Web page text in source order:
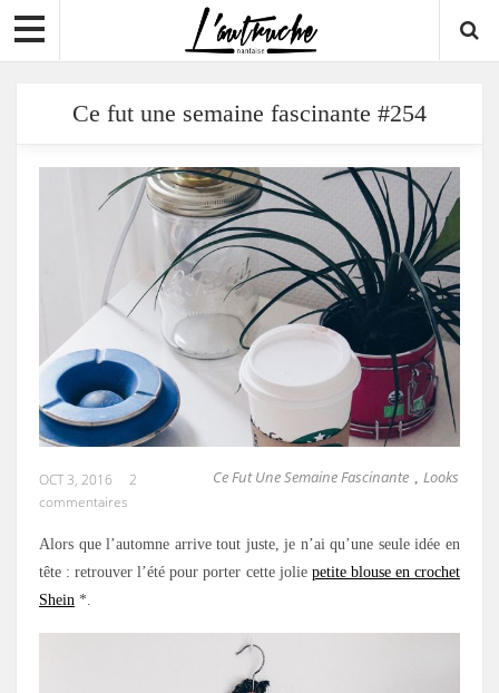
Ce fut une semaine fascinante #254
Ce Fut Une Semaine Fascinante Looks
OCT 3, 2016
2
commentaires
Alors que l’automne arrive tout juste, je n’ai qu’une seule idée en
tête : retrouver l’été pour porter cette jolie petite blouse en crochet
Shein *.